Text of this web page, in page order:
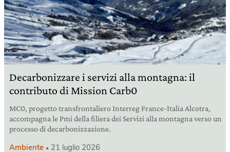
Decarbonizzare i servizi alla montagna: il
contributo di Mission Carb0
MC0, progetto transfrontaliero Interreg France-Italia Alcotra,
accompagna le Pmi della filiera dei Servizi alla montagna verso un
processo di decarbonizzazione.
Ambiente 21 luglio 2026